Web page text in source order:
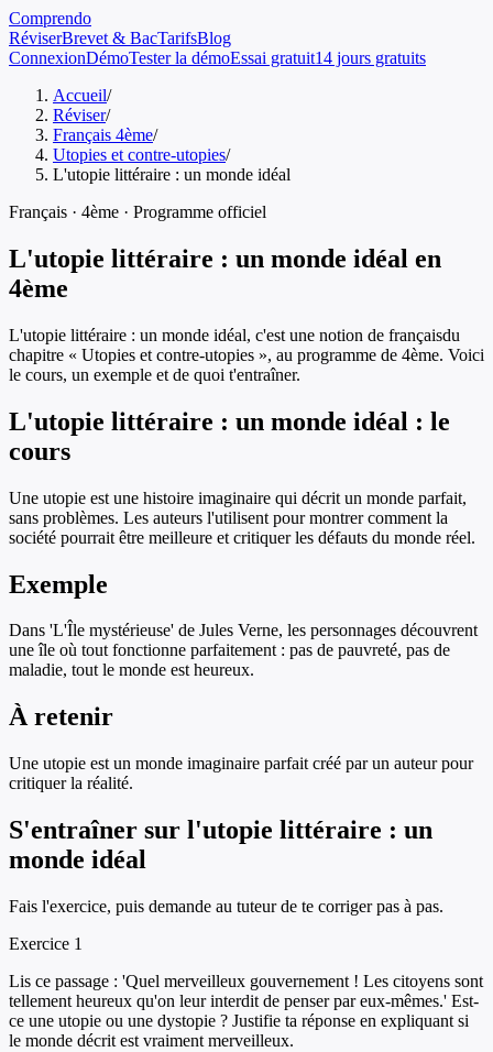
Comprendo
RéviserBrevet & BacTarifsBlog
ConnexionDémoTester la démoEssai gratuit14 jours gratuits
Accueil/
Réviser/
Français 4ème/
Utopies et contre-utopies/
L'utopie littéraire : un monde idéal
Français · 4ème · Programme officiel
L'utopie littéraire : un monde idéal en
4ème
L'utopie littéraire : un monde idéal, c'est une notion de françaisdu
chapitre « Utopies et contre-utopies », au programme de 4ème. Voici
le cours, un exemple et de quoi t'entraîner.
L'utopie littéraire : un monde idéal : le
cours
Une utopie est une histoire imaginaire qui décrit un monde parfait,
sans problèmes. Les auteurs l'utilisent pour montrer comment la
société pourrait être meilleure et critiquer les défauts du monde réel.
Exemple
Dans 'L'Île mystérieuse' de Jules Verne, les personnages découvrent
une île où tout fonctionne parfaitement : pas de pauvreté, pas de
maladie, tout le monde est heureux.
À retenir
Une utopie est un monde imaginaire parfait créé par un auteur pour
critiquer la réalité.
S'entraîner sur l'utopie littéraire : un
monde idéal
Fais l'exercice, puis demande au tuteur de te corriger pas à pas.
Exercice 1
Lis ce passage : 'Quel merveilleux gouvernement ! Les citoyens sont
tellement heureux qu'on leur interdit de penser par eux-mêmes.' Est-
ce une utopie ou une dystopie ? Justifie ta réponse en expliquant si
le monde décrit est vraiment merveilleux.